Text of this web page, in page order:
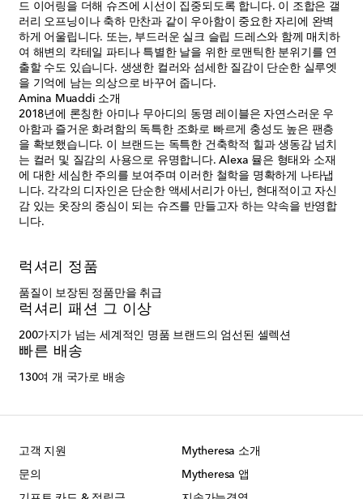
드 이어링을 더해 슈즈에 시선이 집중되도록 합니다. 이 조합은 갤
러리 오프닝이나 축하 만찬과 같이 우아함이 중요한 자리에 완벽
하게 어울립니다. 또는, 부드러운 실크 슬립 드레스와 함께 매치하
여 해변의 칵테일 파티나 특별한 날을 위한 로맨틱한 분위기를 연
출할 수도 있습니다. 생생한 컬러와 섬세한 질감이 단순한 실루엣
을 기억에 남는 의상으로 바꾸어 줍니다.
Amina Muaddi 소개
2018년에 론칭한 아미나 무아디의 동명 레이블은 자연스러운 우
아함과 즐거운 화려함의 독특한 조화로 빠르게 충성도 높은 팬층
을 확보했습니다. 이 브랜드는 독특한 건축학적 힐과 생동감 넘치
는 컬러 및 질감의 사용으로 유명합니다. Alexa 뮬은 형태와 소재
에 대한 세심한 주의를 보여주며 이러한 철학을 명확하게 나타냅
니다. 각각의 디자인은 단순한 액세서리가 아닌, 현대적이고 자신
감 있는 옷장의 중심이 되는 슈즈를 만들고자 하는 약속을 반영합
니다.
럭셔리 정품
품질이 보장된 정품만을 취급
럭셔리 패션 그 이상
200가지가 넘는 세계적인 명품 브랜드의 엄선된 셀렉션
빠른 배송
130여 개 국가로 배송
고객 지원
문의
Mytheresa 소개
Mytheresa 앱